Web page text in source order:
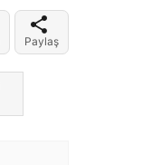
Paylaş